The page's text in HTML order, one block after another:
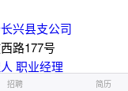
兴县支公司
路177号
职业经理
物流有限公司
招聘 简历
招聘 简历